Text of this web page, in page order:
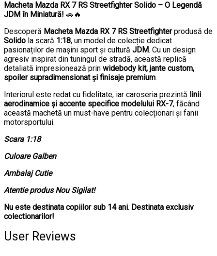
Macheta Mazda RX 7 RS Streetfighter Solido – O Legendă
JDM în Miniatură! 🚗🔥
Descoperă Macheta Mazda RX 7 RS Streetfighterprodusă de
Solido la scară 1:18, un model de colecție dedicat
pasionaților de mașini sport și cultură JDM. Cu un design
agresiv inspirat din tuningul de stradă, această replică
detaliată impresionează prin widebody kit, jante custom,
spoiler supradimensionat și finisaje premium.
Interiorul este redat cu fidelitate, iar caroseria prezintă linii
aerodinamice și accente specifice modelului RX-7, făcând
această machetă un must-have pentru colecționari și fanii
motorsportului.
Scara 1:18
Culoare Galben
Ambalaj Cutie
Atentie produs Nou Sigilat!
Nu este destinata copiilor sub 14 ani. Destinata exclusiv
colectionarilor!
User Reviews